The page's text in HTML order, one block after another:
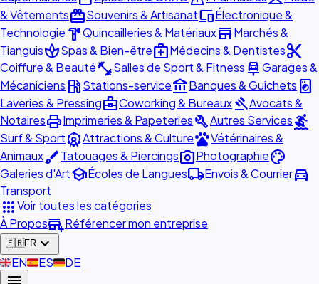
& VêtementsredeemSouvenirs & ArtisanatdevicesÉlectronique &
Technologie hardwareQuincailleries & MatériauxstoreMarchés &
TianguisspaSpas & Bien-êtremedical_servicesMédecins & Dentistescontent_cut
Coiffure & Beautéfitness_centerSalles de Sport & Fitness car_repairGarages &
Mécaniciens local_gas_stationStations-serviceaccount_balanceBanques & Guichets local_laundry_service
Laveries & Pressingbusiness_centerCoworking & BureauxgavelAvocats &
NotairesprintImprimeries & PapeteriesbuildAutres Servicessurfing
Surf & SportattractionsAttractions & CulturepetsVétérinaires &
AnimauxbrushTatouages & Piercingsphoto_cameraPhotographiepalette
Galeries d'ArtschoolÉcoles de Langueslocal_shippingEnvois & Courrierdirections_car
Transport
appsVoir toutes les catégories
À Proposadd_businessRéférencer mon entreprise
🇫🇷FR expand_more
🇬🇧EN🇪🇸ES🇩🇪DE